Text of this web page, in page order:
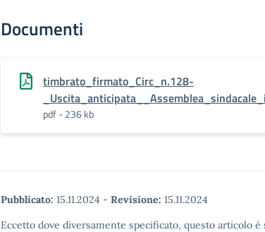
Documenti
timbrato_firmato_Circ_n.128-
pdf - 236 kb
Pubblicato: 15.11.2024 - Revisione: 15.11.2024
Eccetto dove diversamente specificato, questo articolo